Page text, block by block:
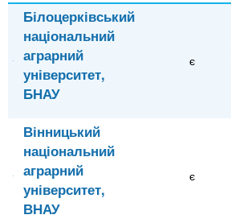
Білоцерківський
національний
аграрний
університет,
БНАУ
є
Вінницький
національний
аграрний
університет,
ВНАУ
є